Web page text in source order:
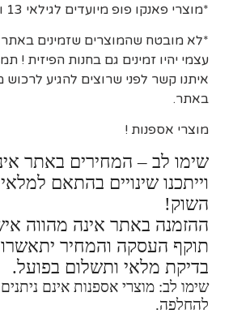
*מוצרי פאנקו פופ מיועדים לגילאי 13 ומעלה.
*לא מובטח שהמוצרים שזמינים
עצמי יהיו זמינים גם בחנות הפיזית !
איתנו קשר לפני שרוצים להגיע
באתר.
מוצרי אספנות !
שימו לב – המחירים באתר
וייתכנו שינויים בהתאם
השוק!
ההזמנה באתר אינה מהווה
תוקף העסקה והמחיר
בדיקת מלאי ותשלום בפועל.
שימו לב: מוצרי אספנות אינם
להחלפה.